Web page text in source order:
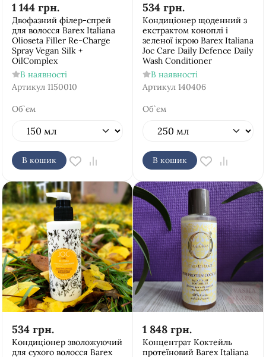
1 144 грн.
Двофазний філер-спрей
для волосся Barex Italiana
Olioseta Filler Re-Charge
Spray Vegan Silk +
OilComplex
В наявності
Артикул 1150010
Об`єм
В кошик
534 грн.
Кондиціонер щоденний з
екстрактом коноплі і
зеленої ікрою Barex Italiana
Joc Care Daily Defence Daily
Wash Conditioner
В наявності
Артикул 140406
Об`єм
В кошик
534 грн.
Кондиціонер зволожуючий
для сухого волосся Barex
1 848 грн.
Концентрат Коктейль
протеїновий Barex Italiana